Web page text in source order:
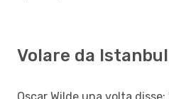
Volare da